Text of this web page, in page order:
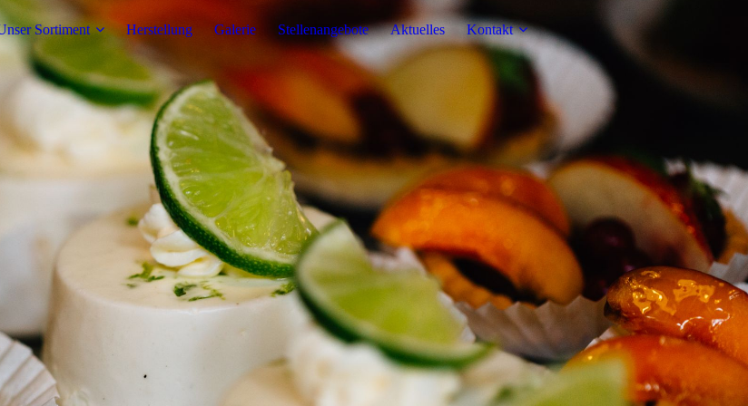
Sortiment Herstellung Galerie Stellenangebote Aktuelles Kontakt